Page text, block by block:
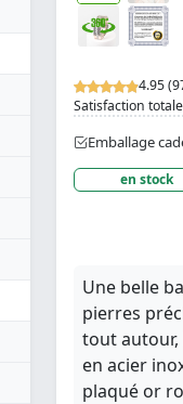
4.95
Satisfaction
Emballage
en stock
Une belle
pierres
tout autour,
en acier
plaqué or